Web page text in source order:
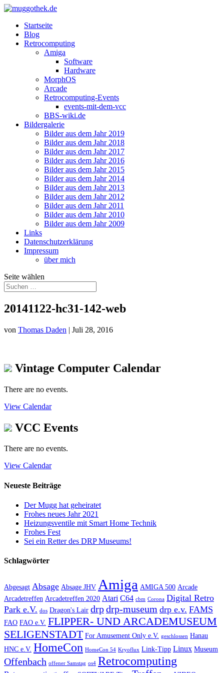
Startseite
Blog
Retrocomputing
Amiga
Software
Hardware
MorphOS
Arcade
Retrocomputing-Events
events-mit-dem-vcc
BBS-wiki.de
Bildergalerie
Bilder aus dem Jahr 2019
Bilder aus dem Jahr 2018
Bilder aus dem Jahr 2017
Bilder aus dem Jahr 2016
Bilder aus dem Jahr 2015
Bilder aus dem Jahr 2014
Bilder aus dem Jahr 2013
Bilder aus dem Jahr 2012
Bilder aus dem Jahr 2011
Bilder aus dem Jahr 2010
Bilder aus dem Jahr 2009
Links
Datenschutzerklärung
Impressum
über mich
Seite wählen
20141122-hc31-142-web
von Thomas Daden | Juli 28, 2016
Vintage Computer Calendar
There are no events.
View Calendar
VCC Events
There are no events.
View Calendar
Neueste Beiträge
Der Mugg hat geheiratet
Frohes neues Jahr 2021
Heizungsventile mit Smart Home Technik
Frohes Fest
Sei ein Retter des DRP Museums!
Schlagwörter
Abgesagt Absage Absage JHV Amiga AMIGA 500 Arcade
Arcadetreffen Arcadetreffen 2020 Atari C64 cbm Corona Digital Retro
Park e.V. dos Dragon's Lair drpdrp-museum drp e.v. FAMS
FAO FAO e.V. FLIPPER- UND ARCADEMUSEUM
SELIGENSTADT For Amusement Only e.V. geschlossen Hanau
HNC e.V. HomeCon HomeCon 54 Kryoflux Link-Tipp Linux Museum
Offenbach offener Samstag os4 Retrocomputing